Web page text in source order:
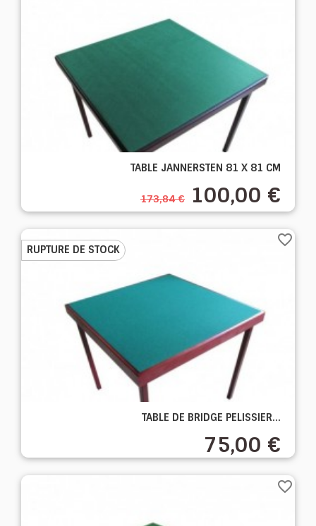
TABLE JANNERSTEN 81 X 81 CM
173,84 € 100,00 €
TABLE DE BRIDGE PELISSIER...
75,00 €
RUPTURE DE STOCK
favorite_border
favorite_border